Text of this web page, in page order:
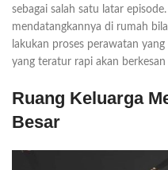
sebagai salah satu latar
mendatangkannya di rumah
lakukan proses perawatan
yang teratur rapi akan
Ruang Keluarga
Besar